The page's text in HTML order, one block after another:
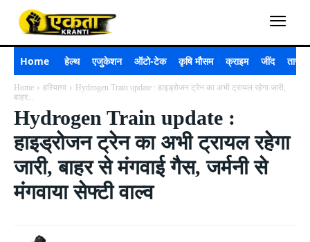
Home हेल्थ एजुकेशन ऑटो-टेक कृषि मौसम क्राइम जींद ताजा
Home हरियाणा
Hydrogen Train update : हाइड्रोजन ट्रेन का अभी ट्रायल रहेगा जारी,
बाहर...
Hydrogen Train update :
हाइड्रोजन ट्रेन का अभी ट्रायल रहेगा
जारी, बाहर से मंगवाई गैस, जर्मनी से
मंगवाया सेफ्टी वाल्व